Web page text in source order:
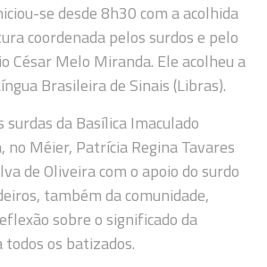
se desde 8h30 com a acolhida
coordenada pelos surdos e pelo
César Melo Miranda. Ele acolheu a
Brasileira de Sinais (Libras).
surdas da Basílica Imaculado
no Méier, Patrícia Regina Tavares
de Oliveira com o apoio do surdo
também da comunidade,
sobre o significado da
os batizados.